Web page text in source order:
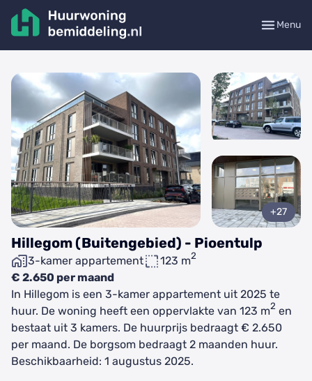
Menu
Hillegom (Buitengebied) - Pioentulp
3-kamer appartement 123 m2
€ 2.650 per maand
+27
In Hillegom is een 3-kamer appartement uit 2025 te
huur. De woning heeft een oppervlakte van 123 m2 en
bestaat uit 3 kamers. De huurprijs bedraagt € 2.650
per maand. De borgsom bedraagt 2 maanden huur.
Beschikbaarheid: 1 augustus 2025.